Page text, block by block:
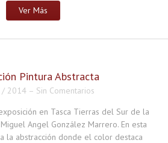
Ver Más
Pintura Abstracta
2014– Sin Comentarios
en Tasca Tierras del Sur de la
Angel González Marrero. En esta
la abstracción donde el color destaca